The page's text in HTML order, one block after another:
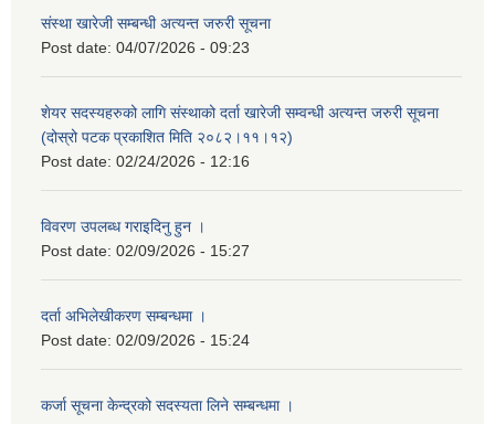
संस्था खारेजी सम्बन्धी अत्यन्त जरुरी सूचना
Post date: 04/07/2026 - 09:23
शेयर सदस्यहरुको लागि संस्थाको दर्ता खारेजी सम्वन्धी अत्यन्त जरुरी सूचना
(दोस्रो पटक प्रकाशित मिति २०८२।११।१२)
Post date: 02/24/2026 - 12:16
विवरण उपलब्ध गराइदिनु हुन ।
Post date: 02/09/2026 - 15:27
दर्ता अभिलेखीकरण सम्बन्धमा ।
Post date: 02/09/2026 - 15:24
कर्जा सूचना केन्द्रको सदस्यता लिने सम्बन्धमा ।